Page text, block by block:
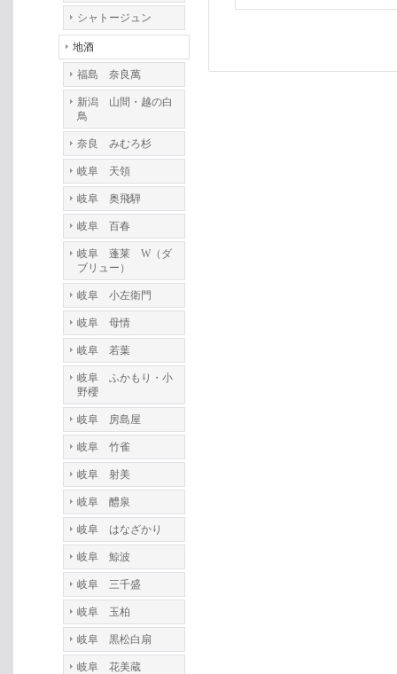
シャトージュン
地酒
福島 奈良萬
新潟 山間・越の白
鳥
奈良 みむろ杉
岐阜 天領
岐阜 奥飛騨
岐阜 百春
岐阜 蓬莱 W（ダ
ブリュー）
岐阜 小左衛門
岐阜 母情
岐阜 若葉
岐阜 ふかもり・小
野櫻
岐阜 房島屋
岐阜 竹雀
岐阜 射美
岐阜 醴泉
岐阜 はなざかり
岐阜 鯨波
岐阜 三千盛
岐阜 玉柏
岐阜 黒松白扇
岐阜 花美蔵